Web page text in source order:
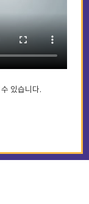
있습니다.